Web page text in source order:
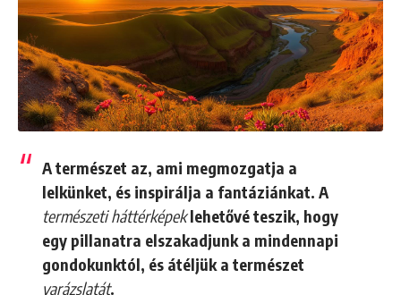
A természet az, ami megmozgatja a
lelkünket, és inspirálja a fantáziánkat. A
természeti háttérképeklehetővé teszik, hogy
egy pillanatra elszakadjunk a mindennapi
gondokunktól, és átéljük a természet
varázslatát.